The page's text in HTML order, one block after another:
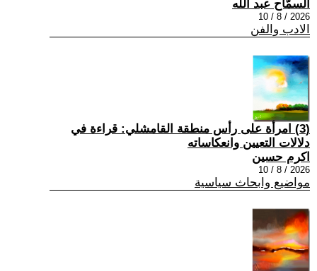
السمّاح عبد الله
2026 / 8 / 10
الادب والفن
(3) امرأة على رأس منطقة القامشلي: قراءة في
دلالات التعيين وانعكاساته
اكرم حسين
2026 / 8 / 10
مواضيع وابحاث سياسية